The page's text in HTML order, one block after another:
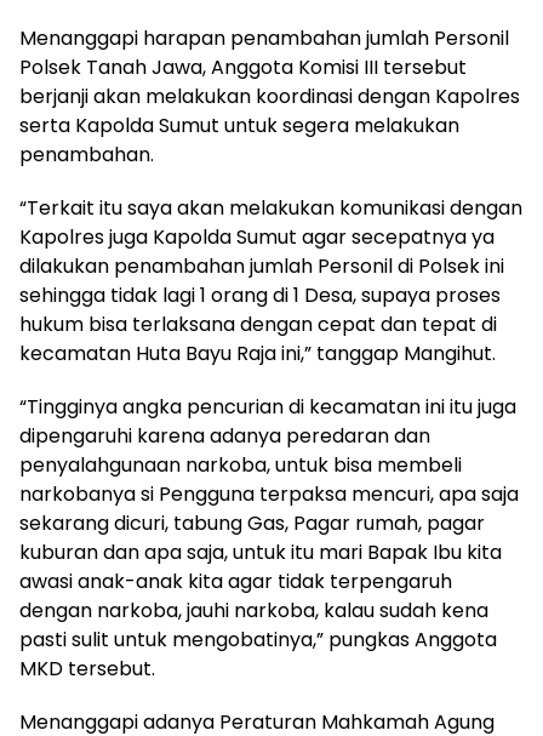
Menanggapi harapan penambahan jumlah Personil
Polsek Tanah Jawa, Anggota Komisi III tersebut
berjanji akan melakukan koordinasi dengan Kapolres
serta Kapolda Sumut untuk segera melakukan
penambahan.
“Terkait itu saya akan melakukan komunikasi dengan
Kapolres juga Kapolda Sumut agar secepatnya ya
dilakukan penambahan jumlah Personil di Polsek ini
sehingga tidak lagi 1 orang di 1 Desa, supaya proses
hukum bisa terlaksana dengan cepat dan tepat di
kecamatan Huta Bayu Raja ini,” tanggap Mangihut.
“Tingginya angka pencurian di kecamatan ini itu juga
dipengaruhi karena adanya peredaran dan
penyalahgunaan narkoba, untuk bisa membeli
narkobanya si Pengguna terpaksa mencuri, apa saja
sekarang dicuri, tabung Gas, Pagar rumah, pagar
kuburan dan apa saja, untuk itu mari Bapak Ibu kita
awasi anak-anak kita agar tidak terpengaruh
dengan narkoba, jauhi narkoba, kalau sudah kena
pasti sulit untuk mengobatinya,” pungkas Anggota
MKD tersebut.
Menanggapi adanya Peraturan Mahkamah Agung